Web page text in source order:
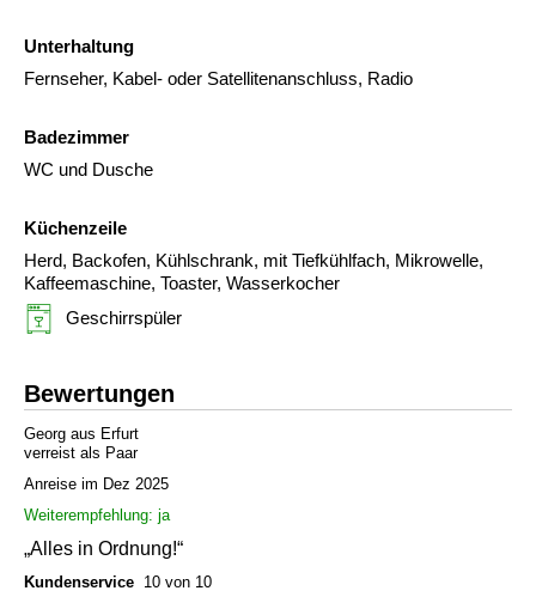
Unterhaltung
Fernseher, Kabel- oder Satellitenanschluss, Radio
Badezimmer
WC und Dusche
Küchenzeile
Herd, Backofen, Kühlschrank, mit Tiefkühlfach, Mikrowelle,
Kaffeemaschine, Toaster, Wasserkocher
Geschirrspüler
Bewertungen
Georg aus Erfurt
verreist als Paar
Anreise im Dez 2025
Weiterempfehlung: ja
„Alles in Ordnung!“
Kundenservice 10 von 10